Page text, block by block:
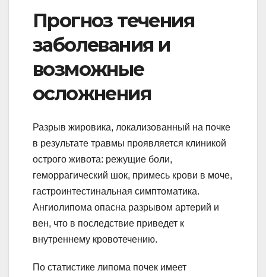
Прогноз течения
заболевания и
возможные
осложнения
Разрыв жировика, локализованный на почке
в результате травмы проявляется клиникой
острого живота: режущие боли,
геморрагический шок, примесь крови в моче,
гастроинтестинальная симптоматика.
Ангиолипома опасна разрывом артерий и
вен, что в последствие приведет к
внутреннему кровотечению.
По статистике липома почек имеет